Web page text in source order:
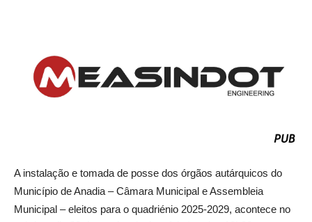
A instalação e tomada de posse dos órgãos autárquicos do
Município de Anadia – Câmara Municipal e Assembleia
Municipal – eleitos para o quadriénio 2025-2029, acontece no